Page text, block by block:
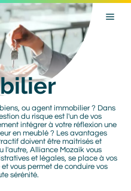
ou agent immobilier ? Dans
du risque est l'un de vos
intégrer à votre réflexion une
en meublé ? Les avantages
doivent être maitrisés et
l'autre, Alliance Mozaik vous
et légales, se place à vos
vous permet de conduire vos
sérénité.